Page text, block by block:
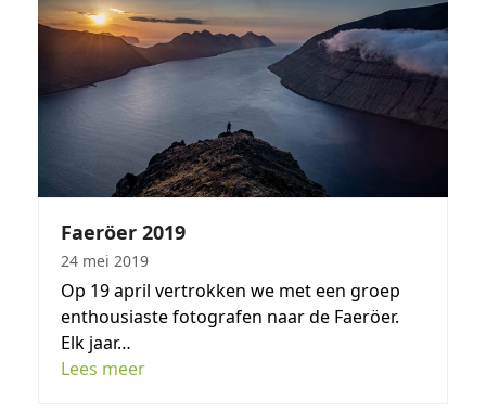
Faeröer 2019
24 mei 2019
Op 19 april vertrokken we met een groep
enthousiaste fotografen naar de Faeröer.
Elk jaar…
Lees meer